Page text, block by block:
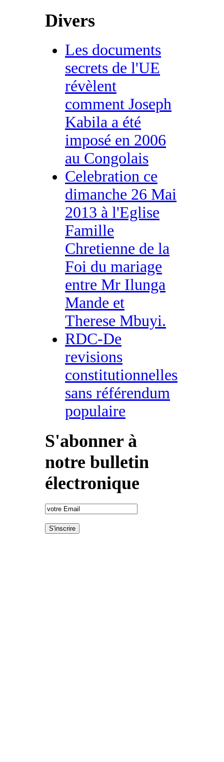
Divers
Les documents
secrets de l'UE
révèlent
comment Joseph
Kabila a été
imposé en 2006
au Congolais
Celebration ce
dimanche 26 Mai
2013 à l'Eglise
Famille
Chretienne de la
Foi du mariage
entre Mr Ilunga
Mande et
Therese Mbuyi.
RDC-De
revisions
constitutionnelles
sans référendum
populaire
S'abonner à
notre bulletin
électronique